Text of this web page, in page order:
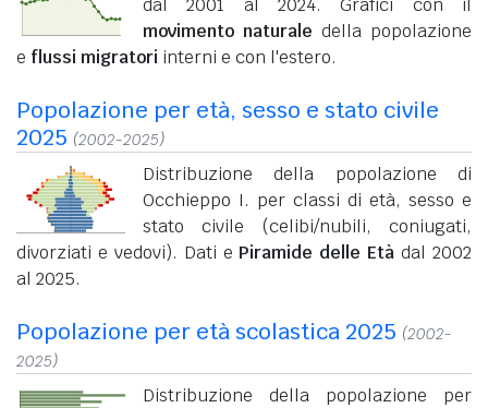
dal 2001 al 2024. Grafici con il
movimento naturale della popolazione
e flussi migratori interni e con l'estero.
Popolazione per età, sesso e stato civile
2025 (2002-2025)
Distribuzione della popolazione di
Occhieppo I. per classi di età, sesso e
stato civile (celibi/nubili, coniugati,
divorziati e vedovi). Dati e Piramide delle Età dal 2002
al 2025.
Popolazione per età scolastica 2025 (2002-
2025)
Distribuzione della popolazione per